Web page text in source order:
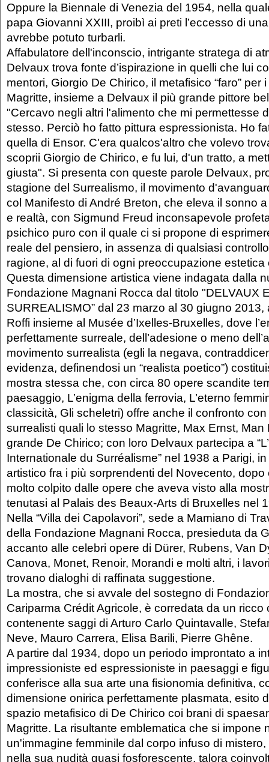
Oppure la Biennale di Venezia del 1954, nella
papa Giovanni XXIII, proibì ai preti l’eccesso di
avrebbe potuto turbarli.
Affabulatore dell'inconscio, intrigante stratega di
Delvaux trova fonte d’ispirazione in quelli che lui
mentori, Giorgio De Chirico, il metafisico “faro” per
Magritte, insieme a Delvaux il più grande pittore
"Cercavo negli altri l'alimento che mi permettesse
stesso. Perciò ho fatto pittura espressionista. Ho
quella di Ensor. C'era qualcos'altro che volevo
scoprii Giorgio de Chirico, e fu lui, d'un tratto, a
giusta". Si presenta con queste parole Delvaux,
stagione del Surrealismo, il movimento
col Manifesto di André Breton, che eleva il sonno
e realtà, con Sigmund Freud inconsapevole
psichico puro con il quale ci si propone di
reale del pensiero, in assenza di qualsiasi
ragione, al di fuori di ogni preoccupazione estetica
Questa dimensione artistica viene indagata dalla
Fondazione Magnani Rocca dal titolo "DELVAUX
SURREALISMO” dal 23 marzo al 30 giugno
Roffi insieme al Musée d’Ixelles-Bruxelles, dove
perfettamente surreale, dell’adesione o meno
movimento surrealista (egli la negava,
evidenza, definendosi un “realista poetico”)
mostra stessa che, con circa 80 opere scandite
paesaggio, L’enigma della ferrovia, L’eterno
classicità, Gli scheletri) offre anche il confronto
surrealisti quali lo stesso Magritte, Max Ernst, Man
grande De Chirico; con loro Delvaux partecipa a
Internationale du Surréalisme” nel 1938 a Parigi,
artistico fra i più sorprendenti del Novecento, dopo
molto colpito dalle opere che aveva visto alla
tenutasi al Palais des Beaux-Arts di Bruxelles nel
Nella “Villa dei Capolavori”, sede a Mamiano di
della Fondazione Magnani Rocca, presieduta da
accanto alle celebri opere di Dürer, Rubens, Van
Canova, Monet, Renoir, Morandi e molti altri, i
trovano dialoghi di raffinata suggestione.
La mostra, che si avvale del sostegno di
Cariparma Crédit Agricole, è corredata da un ricco
contenente saggi di Arturo Carlo Quintavalle,
Neve, Mauro Carrera, Elisa Barili, Pierre Ghêne.
A partire dal 1934, dopo un periodo improntato a
impressioniste ed espressioniste in paesaggi e
conferisce alla sua arte una fisionomia definitiva,
dimensione onirica perfettamente plasmata, esito
spazio metafisico di De Chirico coi brani di
Magritte. La risultante emblematica che si impone
un'immagine femminile dal corpo infuso di
nella sua nudità quasi fosforescente, talora